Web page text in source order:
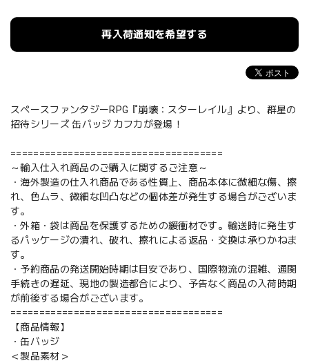
再入荷通知を希望する
スペースファンタジーRPG『崩壊：スターレイル』より、群星の
招待シリーズ 缶バッジ カフカが登場！
=====================================
～輸入仕入れ商品のご購入に関するご注意～
・海外製造の仕入れ商品である性質上、商品本体に微細な傷、擦
れ、色ムラ、微細な凹凸などの個体差が発生する場合がございま
す。
・外箱・袋は商品を保護するための緩衝材です。輸送時に発生す
るパッケージの潰れ、破れ、擦れによる返品・交換は承りかねま
す。
・予約商品の発送開始時期は目安であり、国際物流の混雑、通関
手続きの遅延、現地の製造都合により、予告なく商品の入荷時期
が前後する場合がございます。
=====================================
【商品情報】
・缶バッジ
＜製品素材＞